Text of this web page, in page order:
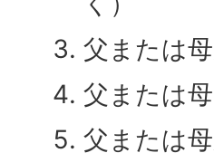
父または
父または
父または